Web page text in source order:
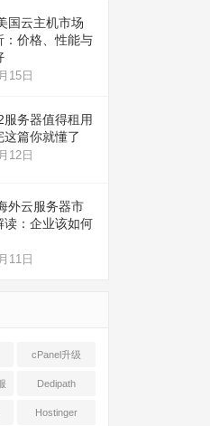
国云主机市场
：价格、性能与
15日
服务器值得租用
这篇你就懂了
12日
外云服务器市
读：企业该如何
11日
cPanel升级
Dedipath
Hostinger